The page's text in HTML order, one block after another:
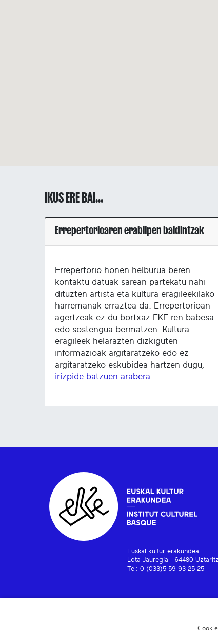
IKUS ERE BAI...
Errepertorioaren erabilpen baldintzak
Errepertorio honen helburua beren
kontaktu datuak sarean partekatu nahi
dituzten artista eta kultura eragileekilako
harremanak erraztea da. Errepertorioan
agertzeak ez du bortxaz EKE-ren babesa
edo sostengua bermatzen. Kultura
eragileek helarazten dizkiguten
informazioak argitaratzeko edo ez
argitaratzeko eskubidea hartzen dugu,
irizpide batzuen arabera
Euskal kultur erakundea
Lota Jauregia - 64480
Tel: 0 (033)5 59 93 25 25